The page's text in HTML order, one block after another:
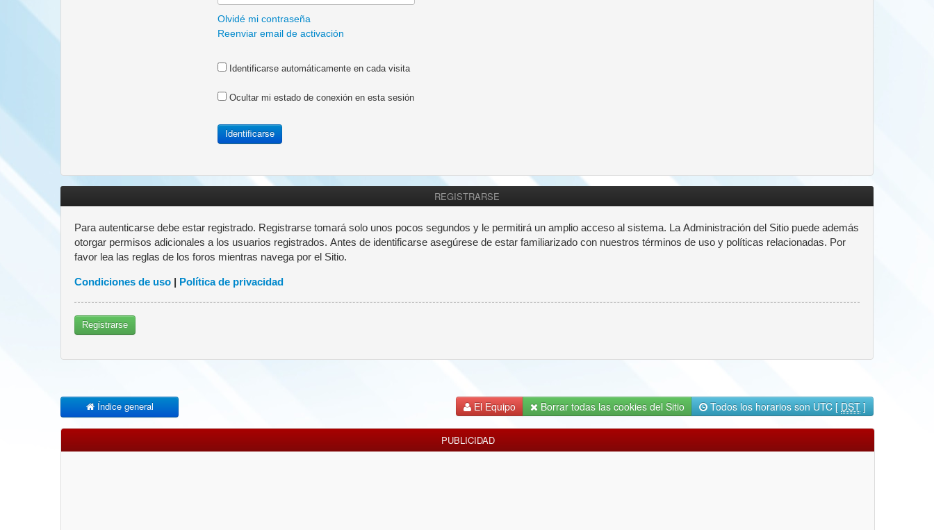
Olvidé mi contraseña
Reenviar email de activación
Identificarse automáticamente en cada visita
Ocultar mi estado de conexión en esta sesión
REGISTRARSE
Para autenticarse debe estar registrado. Registrarse tomará solo unos pocos segundos y le permitirá un amplio acceso al sistema. La Administración del Sitio puede además
otorgar permisos adicionales a los usuarios registrados. Antes de identificarse asegúrese de estar familiarizado con nuestros términos de uso y políticas relacionadas. Por
favor lea las reglas de los foros mientras navega por el Sitio.
Condiciones de uso Política de privacidad
Registrarse
Índice general El Equipo Borrar todas las cookies del Sitio Todos los horarios son UTC [ DST ]
PUBLICIDAD